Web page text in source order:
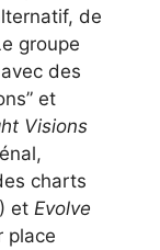
de
groupe
des
et
Visions
charts
et Evolve
place